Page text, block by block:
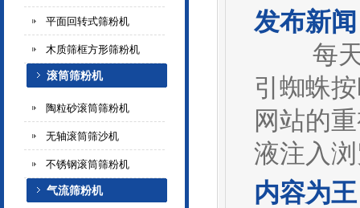
平面回转式筛粉机
木质筛框方形筛粉机
滚筒筛粉机
陶粒砂滚筒筛粉机
无轴滚筒筛沙机
不锈钢滚筒筛粉机
气流筛粉机
发布新
每天
引蜘蛛
网站的
液注入
内容为